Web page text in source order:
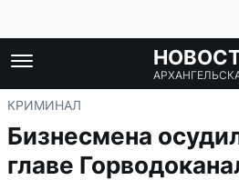
КРИМИНАЛ
Бизнесмена
главе